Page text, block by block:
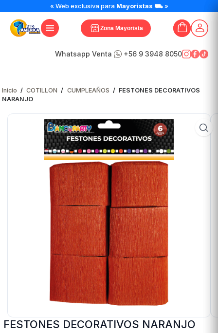
« Web exclusiva para Mayoristas ⛟ »
Zona Mayorista
Whatsapp Venta +56 9 3948 8050
Inicio / COTILLON / CUMPLEAÑOS / FESTONES DECORATIVOS
NARANJO
FESTONES DECORATIVOS NARANJO
DECORATIVOS
NARANJO
cantidad